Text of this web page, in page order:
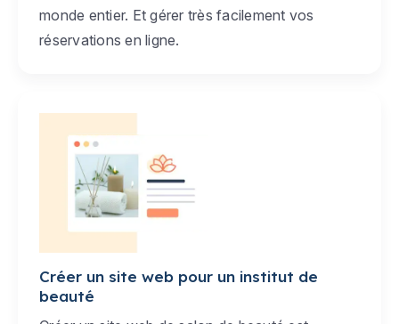
monde entier. Et gérer très facilement vos
réservations en ligne.
Créer un site web pour un institut de
beauté